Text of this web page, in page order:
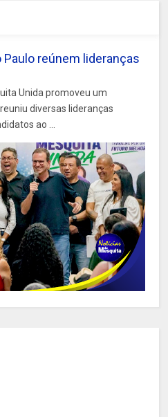
Paulo reúnem lideranças
Unida promoveu um
diversas lideranças
ao ...